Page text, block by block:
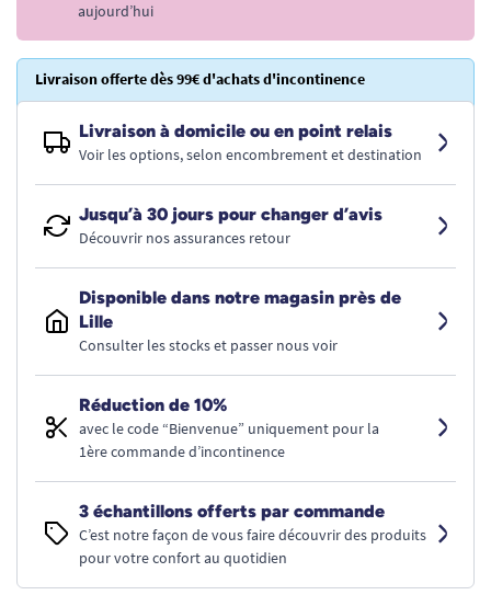
aujourd’hui
Livraison offerte dès 99€ d'achats d'incontinence
Livraison à domicile ou en point relais
Voir les options, selon encombrement et destination
Jusqu’à 30 jours pour changer d’avis
Découvrir nos assurances retour
Disponible dans notre magasin près de
Lille
Consulter les stocks et passer nous voir
Réduction de 10%
avec le code “Bienvenue” uniquement pour la
1ère commande d’incontinence
3 échantillons offerts par commande
C’est notre façon de vous faire découvrir des produits
pour votre confort au quotidien